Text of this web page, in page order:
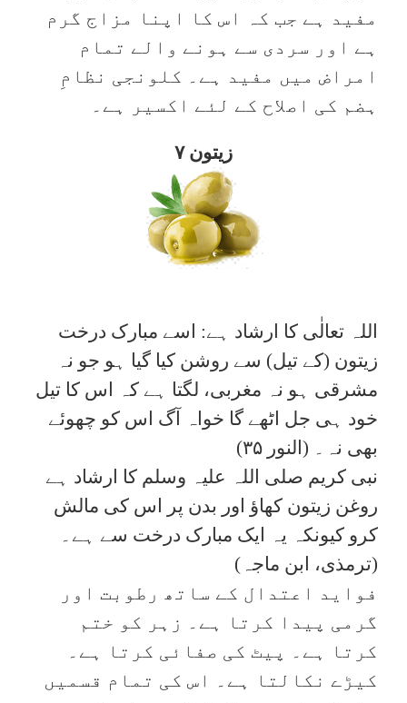
مفید ہے جب کہ اس کا اپنا مزاج گرم
ہے اور سردی سے ہونے والے تمام
امراض میں مفید ہے۔ کلونجی نظامِ
ہضم کی اصلاح کے لئے اکسیر ہے۔
۷ زیتون
اللہ تعالٰی کا ارشاد ہے: اسے مبارک درخت
زیتون (کے تیل) سے روشن کیا گیا ہو جو نہ
مشرقی ہو نہ مغربی، لگتا ہے کہ اس کا تیل
خود ہی جل اٹھے گا خواہ آگ اس کو چھوئے
بھی نہ۔ (النور ۳۵)
نبی کریم صلی اللہ علیہ وسلم کا ارشاد ہے
روغن زیتون کھاؤ اور بدن پر اس کی مالش
کرو کیونکہ یہ ایک مبارک درخت سے ہے۔
(ترمذی، ابن ماجہ)
فواید اعتدال کے ساتھ رطوبت اور
گرمی پیدا کرتا ہے۔ زہر کو ختم
کرتا ہے۔ پیٹ کی صفائی کرتا ہے۔
کیڑے نکالتا ہے۔ اس کی تمام قسمیں